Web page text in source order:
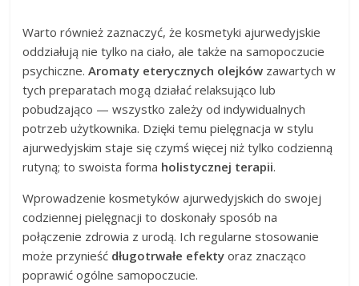
Warto również zaznaczyć, że kosmetyki ajurwedyjskie
oddziałują nie tylko na ciało, ale także na samopoczucie
psychiczne.Aromaty eterycznych olejków zawartych w
tych preparatach mogą działać relaksująco lub
pobudzająco — wszystko zależy od indywidualnych
potrzeb użytkownika. Dzięki temu pielęgnacja w stylu
ajurwedyjskim staje się czymś więcej niż tylko codzienną
rutyną; to swoista forma holistycznej terapii.
Wprowadzenie kosmetyków ajurwedyjskich do swojej
codziennej pielęgnacji to doskonały sposób na
połączenie zdrowia z urodą. Ich regularne stosowanie
może przynieść długotrwałe efekty oraz znacząco
poprawić ogólne samopoczucie.